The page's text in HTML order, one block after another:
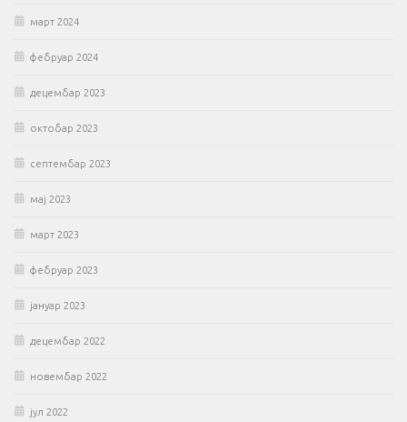
март 2024
фебруар 2024
децембар 2023
октобар 2023
септембар 2023
мај 2023
март 2023
фебруар 2023
јануар 2023
децембар 2022
новембар 2022
јул 2022